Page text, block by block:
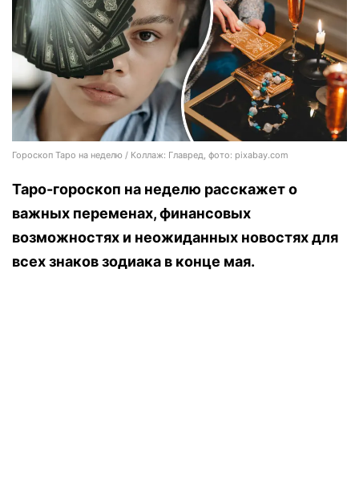
Гороскоп Таро на неделю / Коллаж: Главред, фото: pixabay.com
Таро-гороскоп на неделю расскажет о
важных переменах, финансовых
возможностях и неожиданных новостях для
всех знаков зодиака в конце мая.